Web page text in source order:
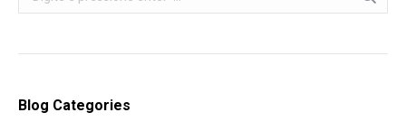
Blog Categories